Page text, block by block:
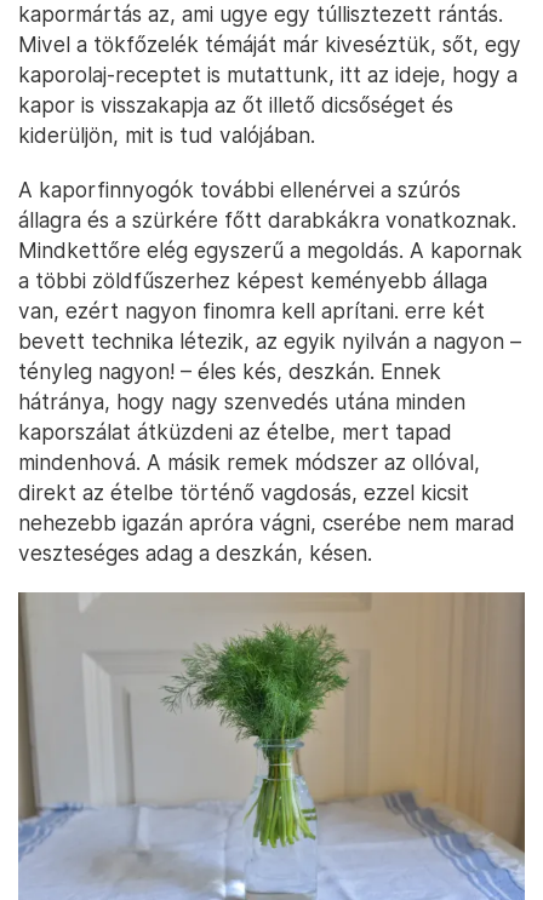
kapormártás az, ami ugye egy túllisztezett rántás.
Mivel a tökfőzelék témáját már kiveséztük, sőt, egy
kaporolaj-receptet is mutattunk, itt az ideje, hogy a
kapor is visszakapja az őt illető dicsőséget és
kiderüljön, mit is tud valójában.
A kaporfinnyogók további ellenérvei a szúrós
állagra és a szürkére főtt darabkákra vonatkoznak.
Mindkettőre elég egyszerű a megoldás. A kapornak
a többi zöldfűszerhez képest keményebb állaga
van, ezért nagyon finomra kell aprítani. erre két
bevett technika létezik, az egyik nyilván a nagyon –
tényleg nagyon! – éles kés, deszkán. Ennek
hátránya, hogy nagy szenvedés utána minden
kaporszálat átküzdeni az ételbe, mert tapad
mindenhová. A másik remek módszer az ollóval,
direkt az ételbe történő vagdosás, ezzel kicsit
nehezebb igazán apróra vágni, cserébe nem marad
veszteséges adag a deszkán, késen.